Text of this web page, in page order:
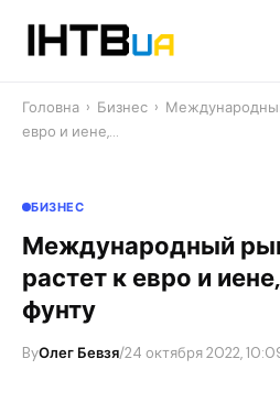
Головна › Бизнес ›
евро и иене,…
БИЗНЕС
Международный
растет к евро и
фунту
ByОлег Бевзя/24 октября 2022,